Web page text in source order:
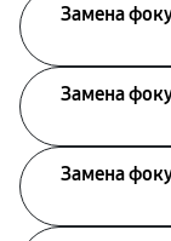
Замена
Замена
Замена